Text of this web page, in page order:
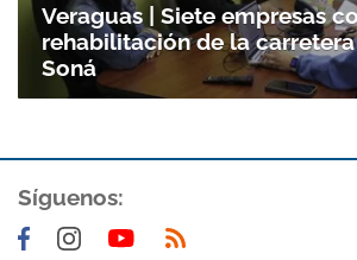
Veraguas | Siete empresas
rehabilitación de la
Soná
Síguenos: